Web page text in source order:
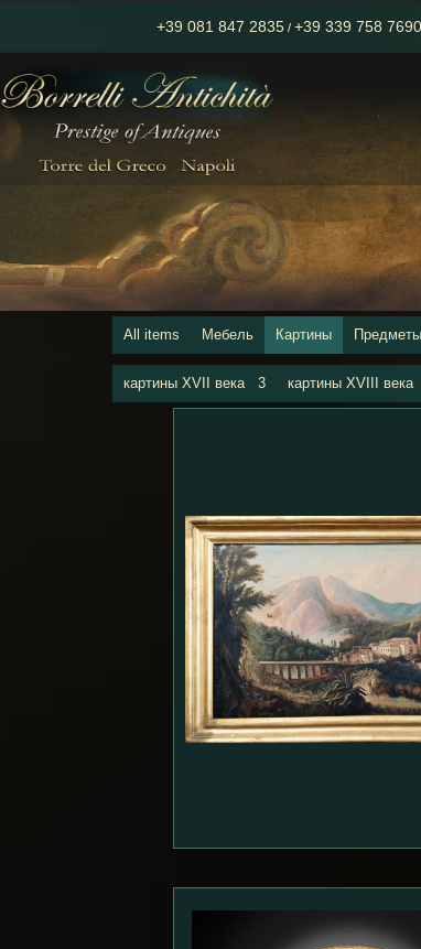
+39 081 847 2835 / +39 339 758
All items Мебель Картины
картины XVII века 3 картины XVIII века